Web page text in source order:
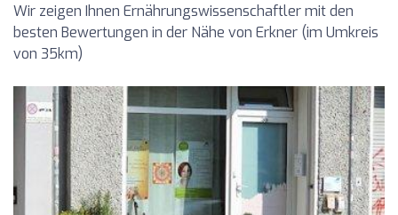
Wir zeigen Ihnen Ernährungswissenschaftler mit den
besten Bewertungen in der Nähe von Erkner (im Umkreis
von 35km)